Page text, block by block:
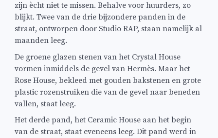
zijn ècht niet te missen. Behalve voor huurders, zo
blijkt. Twee van de drie bijzondere panden in de
straat, ontworpen door Studio RAP, staan namelijk al
maanden leeg.
De groene glazen stenen van het Crystal House
vormen inmiddels de gevel van Hermès. Maar het
Rose House, bekleed met gouden bakstenen en grote
plastic rozenstruiken die van de gevel naar beneden
vallen, staat leeg.
Het derde pand, het Ceramic House aan het begin
van de straat, staat eveneens leeg. Dit pand werd in